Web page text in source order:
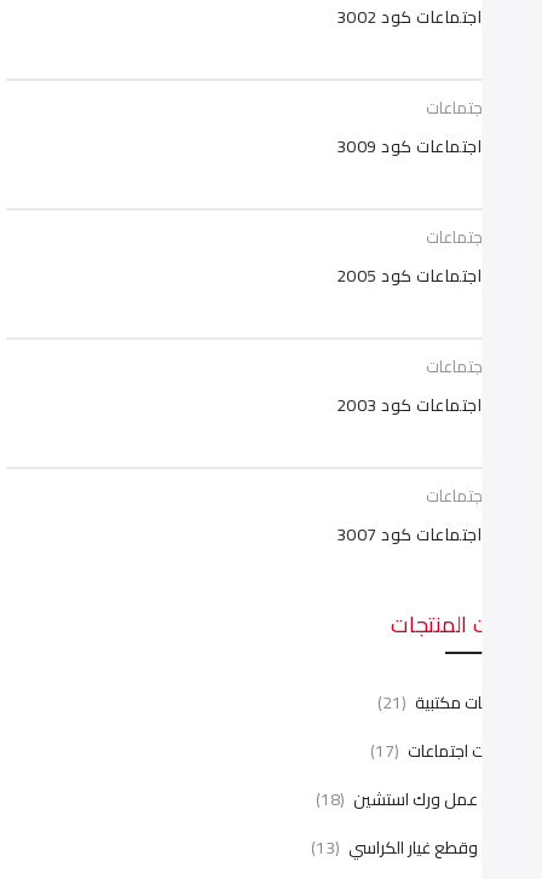
اجتماعات كود 3002
اجتماعات
اجتماعات كود 3009
اجتماعات
اجتماعات كود 2005
اجتماعات
اجتماعات كود 2003
اجتماعات
اجتماعات كود 3007
المنتجات
مكتبية (21)
اجتماعات (17)
عمل ورك استشين (18)
وقطع غيار الكراسي (13)